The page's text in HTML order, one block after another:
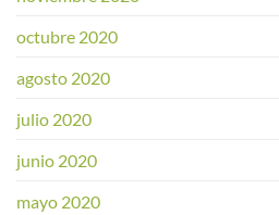
octubre 2020
agosto 2020
julio 2020
junio 2020
mayo 2020